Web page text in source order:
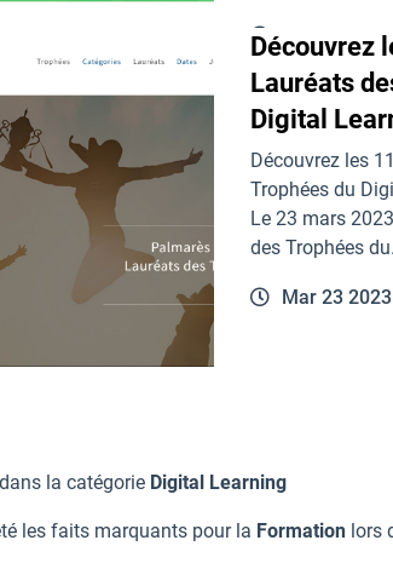
Sep 20 2023
Découvrez
Lauréats
Digital
Découvrez les
Trophées du
Le 23 mars
des Trophées
Mar 23
la catégorie Digital Learning
les faits marquants pour la Formation lors